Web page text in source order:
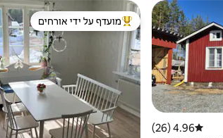
אורחים
דירוג ממוצע של 4.96 מתוך 5, 26 ביקורות
4.96 (26)
מוביל בקרב נכסים מועדפים על
מועדף על ידי אורחים